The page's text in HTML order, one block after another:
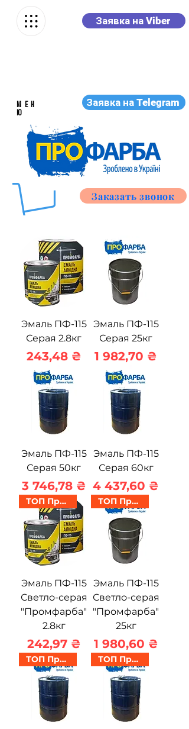
Заявка на Viber
Заявка на Telegram
МЕН
Ю
Заказать звонок
Эмаль ПФ-115
Серая 2.8кг
Цена
243,48 ₴
Эмаль ПФ-115
Серая 25кг
Цена
1 982,70 ₴
Эмаль ПФ-115
Серая 50кг
Цена
3 746,78 ₴
Эмаль ПФ-115
Серая 60кг
Цена
4 437,60 ₴
ТОП Продаж
Эмаль ПФ-115
Светло-серая
"Промфарба"
2.8кг
Цена
242,97 ₴
ТОП Продаж
Эмаль ПФ-115
Светло-серая
"Промфарба"
25кг
Цена
1 980,60 ₴
ТОП Продаж ТОП Продаж